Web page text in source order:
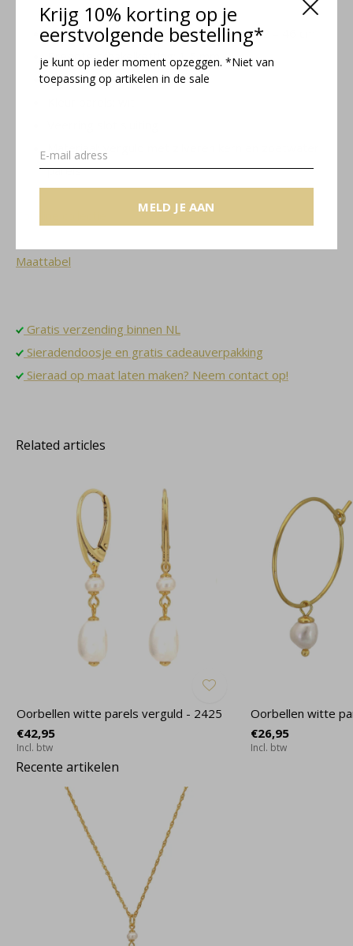
Krijg 10% korting op je
eerstvolgende bestelling*
je kunt op ieder moment opzeggen. *Niet van
toepassing op artikelen in de sale
MELD JE AAN
Singapore ketting met verlengketting: 42 – 46 cm
Breedte schakelketting: 1,5 mm
Parels: 6 en 11 x 8 mm
Materiaal: verguld met zilveren kern en zoetwater
parels
Maattabel
Gratis verzending binnen NL
Sieradendoosje en gratis cadeauverpakking
Sieraad op maat laten maken? Neem contact op!
Related articles
Oorbellen witte parels verguld - 2425
€42,95
Incl. btw
Oorbellen witte
€26,95
Incl. btw
Recente artikelen